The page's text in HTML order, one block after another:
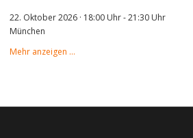
22. Oktober 2026 · 18:00 Uhr-21:30 Uhr
München
Mehr anzeigen …